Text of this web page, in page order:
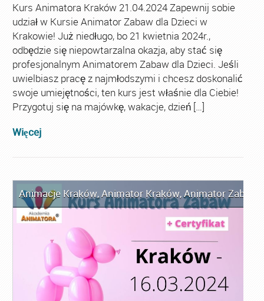
Kurs Animatora Kraków 21.04.2024 Zapewnij sobie
udział w Kursie Animator Zabaw dla Dzieci w
Krakowie! Już niedługo, bo 21 kwietnia 2024r.,
odbędzie się niepowtarzalna okazja, aby stać się
profesjonalnym Animatorem Zabaw dla Dzieci. Jeśli
uwielbiasz pracę z najmłodszymi i chcesz doskonalić
swoje umiejętności, ten kurs jest właśnie dla Ciebie!
Przygotuj się na majówkę, wakacje, dzień […]
Więcej
Animacje Kraków,Animator Kraków,Animator Zabaw